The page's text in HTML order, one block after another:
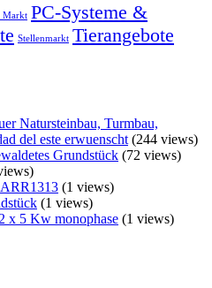
Markt PC-Systeme &
Stellenmarkt Tierangebote
Natursteinbau, Turmbau,
del este erwuenscht (244 views)
Grundstück (72 views)
ARR1313 (1 views)
(1 views)
x 5 Kw monophase (1 views)